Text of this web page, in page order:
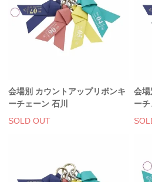
会場別 カウントアップリボンキ
ーチェーン 石川
SOLD OUT
会場
ー